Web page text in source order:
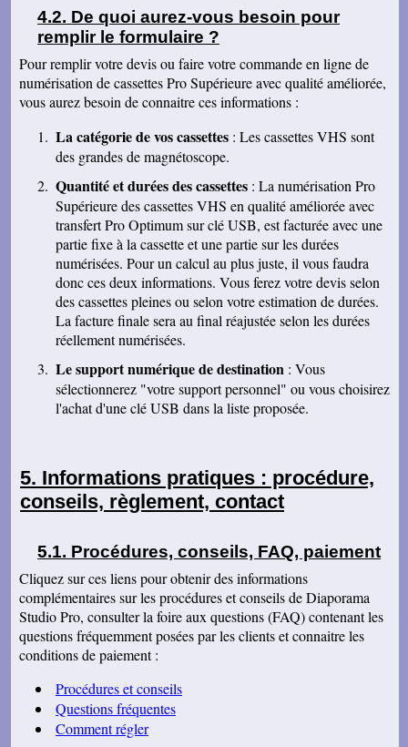
J' ai bien reçu votre envoi Les premières
visualisations montrent un beau travail, et
rappellent de nombreux souvenirs Merci Je
reviendrai sans doute auprès de vous et vous
ferai de la publicité Bien sincèrement
François M
Bien reçu! Reste à monter pour éliminer ! A
Josiane B
Le colis est effectivement arrivé le 24, la veille
pouvoir passer à nouveau un moment avec ses
amis et son mari, presque tous décédés.
Encore merci pour votre efficacité. Je vous ferai
de la pub si l'occasion se présente ! Je vous
souhaite une bonne année avec beaucoup de
vidéos à transposer. Bien cordialement,
Séverine L
J'ai reçu le colis . Merci ça a l'air impeccable !
Bonnes fêtes et à très bientôt pour d'autres
travaux.
Josiane B
Fantastique. Encore merci. Je vous remercie
beaucoup de la rapidité avec laquelle vous avez
traité ma commande.
Anaïs H
François R
Bien reçu la K7 et la clé. Le travail est parfait.
Merci.
J'ai bien reçu le colis. Après visonnage de
quelques extraits, tout est parfait. Je vous en
remercie. Passez une bonne soirée.
Christophe M.
Nous avons bien reçu les K7 et le disque dur.
Je vous remercie pour ce travail de copie
Nous sommes ravis et très émus de revoir tout
ce passé, ces images de nos filles petites, il y
a plus de 20 ans, et de notre mariage... Merci
infiniment. Bien cordialement PS / je ne
De quoi aurez-vous besoin pour
remplir le formulaire ?
Pour remplir votre devis ou faire votre commande en ligne de
numérisation de cassettes Pro Supérieure avec qualité améliorée,
vous aurez besoin de connaitre ces informations :
La catégorie de vos cassettes : Les cassettes VHS sont
des grandes de magnétoscope.
Quantité et durées des cassettes : La numérisation Pro
Supérieure des cassettes VHS en qualité améliorée avec
transfert Pro Optimum sur clé USB, est facturée avec une
partie fixe à la cassette et une partie sur les durées
numérisées. Pour un calcul au plus juste, il vous faudra
donc ces deux informations. Vous ferez votre devis selon
des cassettes pleines ou selon votre estimation de durées.
La facture finale sera au final réajustée selon les durées
réellement numérisées.
Le support numérique de destination : Vous
sélectionnerez "votre support personnel" ou vous choisirez
l'achat d'une clé USB dans la liste proposée.
Informations pratiques : procédure,
conseils, règlement, contact
Procédures, conseils, FAQ, paiement
Cliquez sur ces liens pour obtenir des informations
complémentaires sur les procédures et conseils de Diaporama
Studio Pro, consulter la foire aux questions (FAQ) contenant les
questions fréquemment posées par les clients et connaitre les
conditions de paiement :
Procédures et conseils
Questions fréquentes
Comment régler